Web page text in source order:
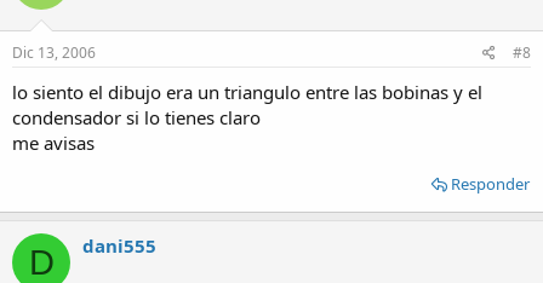
Dic 13, 2006 #8
lo siento el dibujo era un triangulo entre las bobinas y el
condensador si lo tienes claro
me avisas
Responder
D dani555